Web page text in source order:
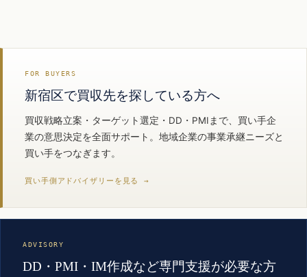
FOR BUYERS
新宿区で買収先を探している方へ
買収戦略立案・ターゲット選定・DD・PMIまで、買い手企
業の意思決定を全面サポート。地域企業の事業承継ニーズと
買い手をつなぎます。
買い手側アドバイザリーを見る →
ADVISORY
DD・PMI・IM作成など専門支援が必要な方